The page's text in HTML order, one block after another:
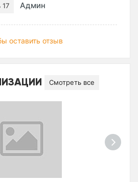
17 Админ
оставить отзыв
Смотреть все